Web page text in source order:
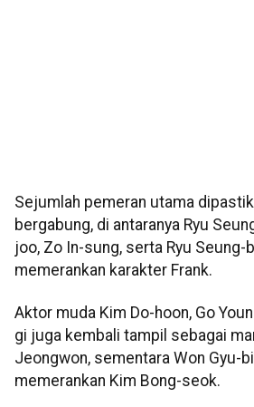
Sejumlah pemeran utama
bergabung, di antaranya Ryu
joo, Zo In-sung, serta Ryu Seung-
memerankan karakter Frank.
Aktor muda Kim Do-hoon, Go
gi juga kembali tampil sebagai
Jeongwon, sementara Won Gyu-
memerankan Kim Bong-seok.